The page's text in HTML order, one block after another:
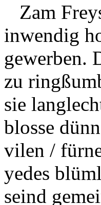
Zam
inwendig
gewerben.
zu
sie
blosse
vilen /
yedes
seind